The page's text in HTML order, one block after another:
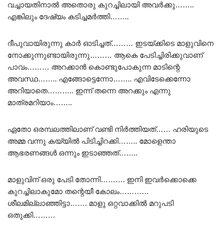
വച്ചായതിനാൽ അതൊരു കുറച്ചിലായി അവർക്കു……..
എങ്കിലും ദേഷ്യം കടിച്ചമർത്തി……..
ദീപുവായിരുന്നു കാർ ഓടിച്ചത്……… ഇടയ്ക്കിടെ മാളുവിനെ
നോക്കുന്നുണ്ടായിരുന്നു……… ആകെ പേടിച്ചിരിക്കുവാണ്
പാവം……… അറക്കാൻ കൊണ്ടുപോകുന്ന മാടിന്റെ
അവസ്ഥ…….. എങ്ങോട്ടെന്നോ…….. എവിടേക്കെന്നോ
അറിയാതെ……….. ഇന്ന് തന്നെ അറക്കും എന്നു
മാത്രമറിയാം……..
ഏതോ ഒരമ്പലത്തിലാണ് വണ്ടി നിർത്തിയത്…… ഹരിയുടെ
അമ്മ വന്നു കയ്യിൽ പിടിച്ചിറക്കി…….. മോളെന്താ
ആഭരണങ്ങൾ ഒന്നും ഇടാഞ്ഞത്……..
മാളുവിന്‌ ഒരു പേടി തോന്നി………. ഇനി ഇവർക്കൊക്കെ
കുറച്ചിലാകുമോ തന്റെയീ കോലം…………
ശീലമില്ലാഞ്ഞിട്ടാ……. മാളു ഒറ്റവാക്കിൽ മറുപടി
ഒതുക്കി………